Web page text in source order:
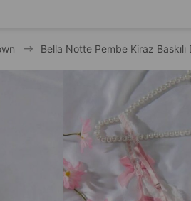
Bella Notte Pembe Kiraz